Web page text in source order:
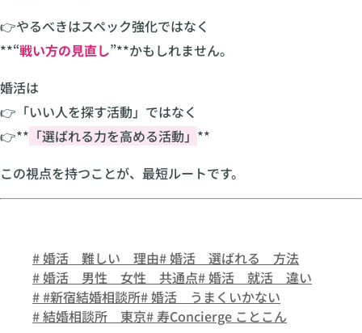
👉やるべきはスペック強化ではなく
**“戦い方の見直し”**かもしれません。
婚活は
👉「いい人を探す活動」ではなく
👉** 「選ばれる力を高める活動」 **
この視点を持つことが、最短ルートです。
# 婚活 難しい 理由# 婚活 選ばれる 方法
# 婚活 男性 女性 共通点# 婚活 就活 違い
# #新宿結婚相談所# 婚活 うまくいかない
# 結婚相談所 東京# 寿Concierge ことこん